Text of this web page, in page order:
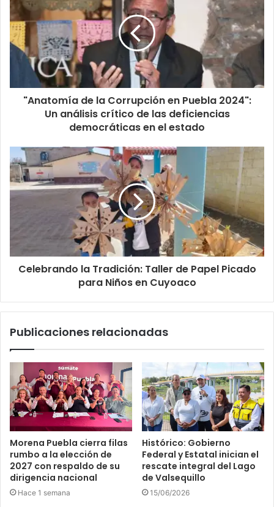
"Anatomía de la Corrupción en Puebla 2024":
Un análisis crítico de las deficiencias
democráticas en el estado
Celebrando la Tradición: Taller de Papel Picado
para Niños en Cuyoaco
Publicaciones relacionadas
Morena Puebla cierra filas
rumbo a la elección de
2027 con respaldo de su
dirigencia nacional
Hace 1 semana
Histórico: Gobierno
Federal y Estatal inician el
rescate integral del Lago
de Valsequillo
15/06/2026